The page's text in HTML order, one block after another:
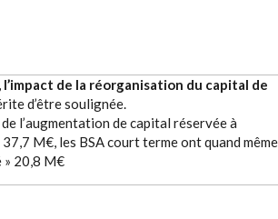
l’impact de la réorganisation du capital de
d’être soulignée.
l’augmentation de capital réservée à
37,7 M€, les BSA court terme ont quand même
» 20,8 M€